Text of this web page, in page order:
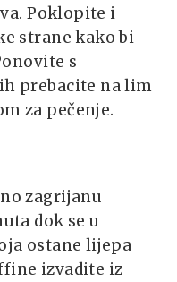
Poklopite i
strane kako bi
s
prebacite na lim
za pečenje.
zagrijanu
dok se u
ostane lijepa
izvadite iz